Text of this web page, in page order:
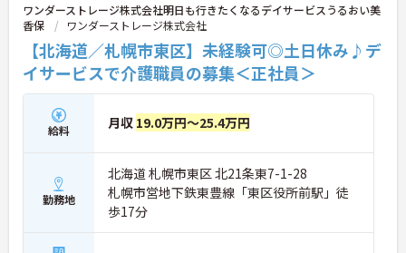
ワンダーストレージ株式会社明日も行きたくなるデイサービスうるおい美
香保
ワンダーストレージ株式会社
【北海道／札幌市東区】未経験可◎土日休み♪デ
イサービスで介護職員の募集＜正社員＞
給料 月収 19.0万円～25.4万円
勤務地
北海道 札幌市東区 北21条東7-1-28
札幌市営地下鉄東豊線「東区役所前駅」徒
歩17分